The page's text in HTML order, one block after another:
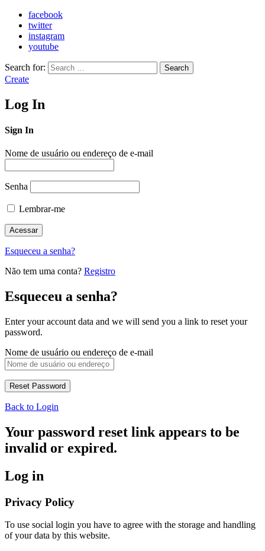
facebook
twitter
instagram
youtube
Search for: Search
Create
Log In
Sign In
Nome de usuário ou endereço de e-mail
Senha
Lembrar-me
Esqueceu a senha?
Não tem uma conta? Registro
Esqueceu a senha?
Enter your account data and we will send you a link to reset your
password.
Nome de usuário ou endereço de e-mail
Back to Login
Your password reset link appears to be
invalid or expired.
Log in
Privacy Policy
To use social login you have to agree with the storage and handling
of your data by this website.